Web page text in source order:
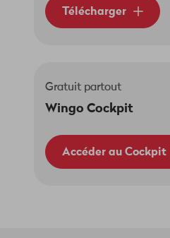
Télécharger
Gratuit partout
Wingo Cockpit
Accéder au Cockpit